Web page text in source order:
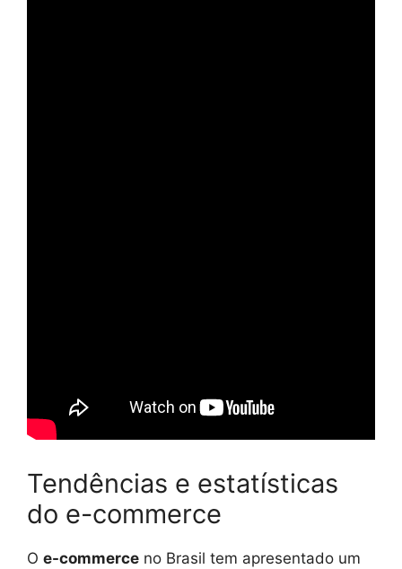
Tendências e estatísticas
do e-commerce
O e-commerce no Brasil tem apresentado um